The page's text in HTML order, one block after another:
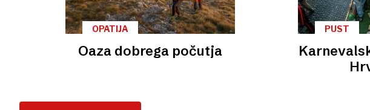
OPATIJA
Oaza dobrega počutja
PUST